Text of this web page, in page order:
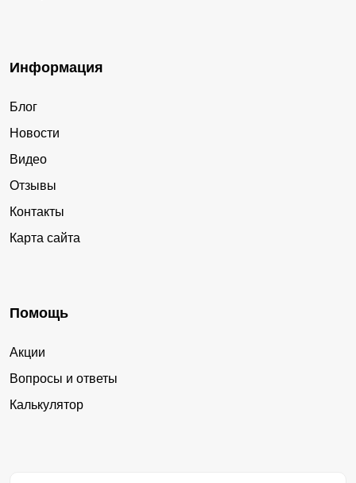
Информация
Блог
Новости
Видео
Отзывы
Контакты
Карта сайта
Помощь
Акции
Вопросы и ответы
Калькулятор